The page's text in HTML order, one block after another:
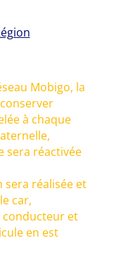
Mobigo, la
à chaque
sera réactivée
sera réalisée et
car,
conducteur et
en est